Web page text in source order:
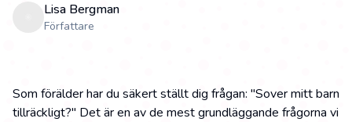
Lisa Bergman
Författare
Som förälder har du säkert ställt dig frågan: "Sover mitt barn
tillräckligt?" Det är en av de mest grundläggande frågorna vi